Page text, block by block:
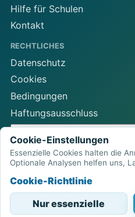
Hilfe für Schulen
Kontakt
RECHTLICHES
Datenschutz
Cookies
Bedingungen
Haftungsausschluss
Cookie-
LabsLand Remote-Labor-
Browserbasierter Zugang
Ausstattung.
Cookie-Einstellungen
Essenzielle Cookies halten die
Optionale Analysen helfen uns,
Cookie-Richtlinie
Nur essenzielle